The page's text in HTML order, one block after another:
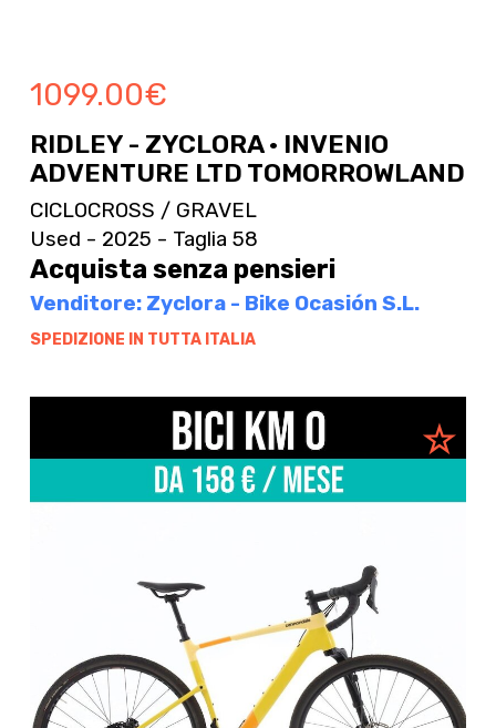
1099.00€
RIDLEY - ZYCLORA · INVENIO
ADVENTURE LTD TOMORROWLAND
CICLOCROSS / GRAVEL
Used - 2025 - Taglia 58
Acquista senza pensieri
Venditore: Zyclora - Bike Ocasión S.L.
SPEDIZIONE IN TUTTA ITALIA